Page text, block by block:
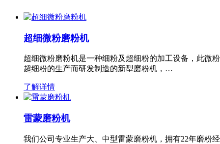
超细微粉磨粉机
超细微粉磨粉机是一种细粉及超细粉的加工设备，此微
超细粉的生产而研发制造的新型磨粉机，…
了解详情
雷蒙磨粉机
我们公司专业生产大、中型雷蒙磨粉机，拥有22年磨粉